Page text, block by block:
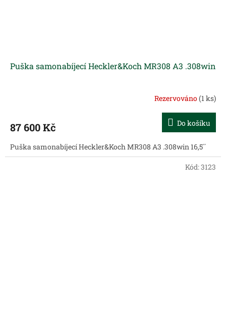
Puška samonabíjecí Heckler&Koch MR308 A3 .308win
Rezervováno(1 ks)
87 600 Kč Do košíku
Puška samonabíjecí Heckler&Koch MR308 A3 .308win 16,5´´
Kód:3123